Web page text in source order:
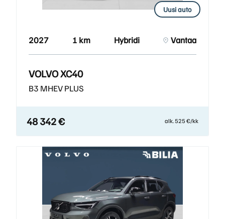
Uusi auto
2027 1 km Hybridi Vantaa
VOLVO XC40
B3 MHEV PLUS
48 342 € alk. 525 €/kk